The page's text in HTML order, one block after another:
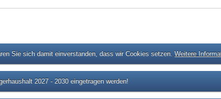
Sie sich damit einverstanden, dass wir Cookies setzen.Weitere
2027 - 2030 eingetragen werden!